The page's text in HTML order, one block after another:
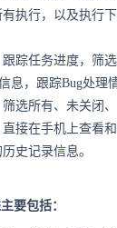
执行，以及执行
踪任务进度，筛选
息，跟踪Bug处理
选所有、未关闭
接在手机上查看和
史记录信息。
要包括：